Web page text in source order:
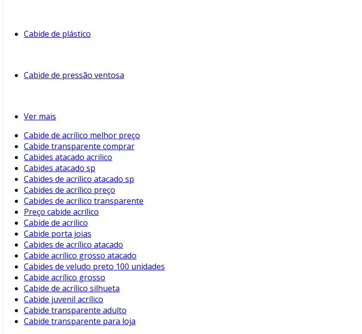
Cabide de plástico
Cabide de pressão ventosa
Ver mais
Cabide de acrílico melhor preço
Cabide transparente comprar
Cabides atacado acrilico
Cabides atacado sp
Cabides de acrílico atacado sp
Cabides de acrílico preço
Cabides de acrílico transparente
Preço cabide acrílico
Cabide de acrílico
Cabide porta joias
Cabides de acrílico atacado
Cabide acrílico grosso atacado
Cabides de veludo preto 100 unidades
Cabide acrílico grosso
Cabide de acrílico silhueta
Cabide juvenil acrílico
Cabide transparente adulto
Cabide transparente para loja